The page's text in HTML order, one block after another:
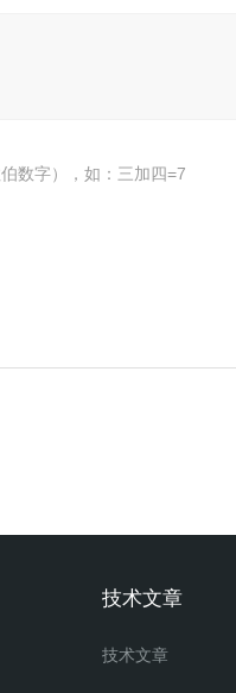
数字），如：三加四=7
技术文章
技术文章